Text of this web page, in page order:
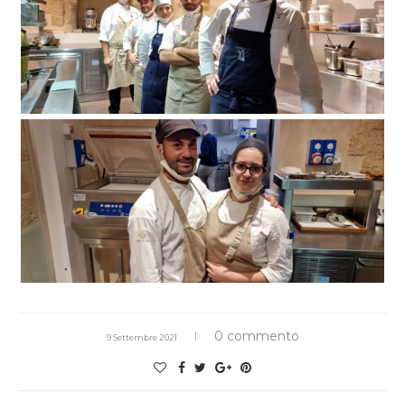
9 Settembre 2021 0 commento